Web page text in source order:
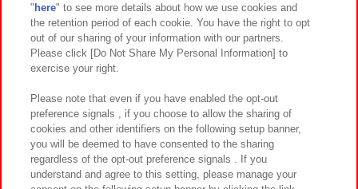
関連会社 サステナビリティ サイトポリシー
プライバシーポリシー ウェブアクセシビリティ方針と検証結果
お取引先さまとともに
カスタマーハラスメント対応方針 よくあるご質問・お問い合わせ
" here" to see more details about how we use cookies and
the retention period of each cookie. You have the right to opt
out of our sharing of your information with our partners.
Please click [Do Not Share My Personal Information] to
exercise your right.
Please note that even if you have enabled the opt-out
preference signals , if you choose to allow the sharing of
cookies and other identifiers on the following setup banner,
you will be deemed to have consented to the sharing
regardless of the opt-out preference signals . If you
understand and agree to this setting, please manage your